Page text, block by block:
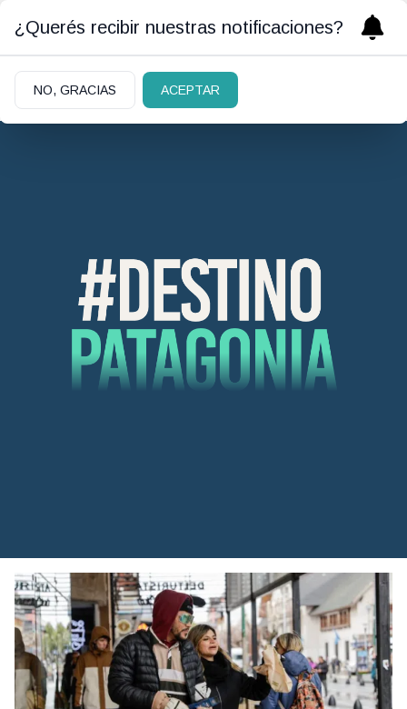
Turismo
¿Querés recibir nuestras notificaciones?
NO, GRACIAS ACEPTAR